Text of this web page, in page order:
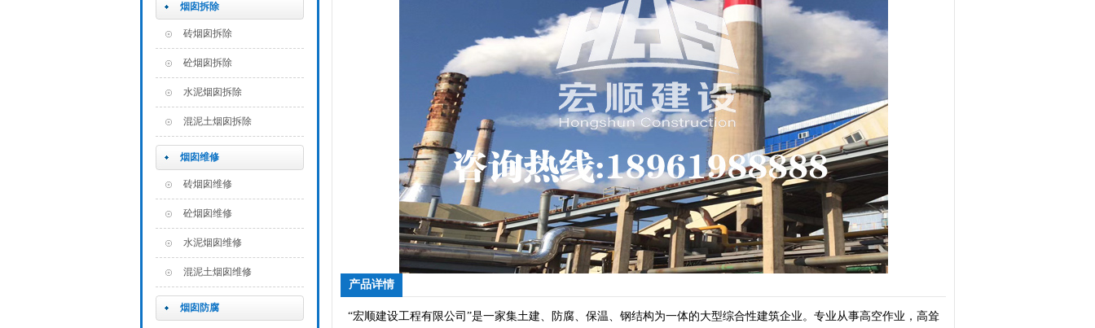
烟囱拆除
砖烟囱拆除
砼烟囱拆除
水泥烟囱拆除
混泥土烟囱拆除
烟囱维修
砖烟囱维修
砼烟囱维修
水泥烟囱维修
混泥土烟囱维修
烟囱防腐
产品详情
“宏顺建设工程有限公司”是一家集土建、防腐、保温、钢结构为一体的大型综合性建筑企业。专业从事高空作业，高耸